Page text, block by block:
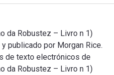
da Robustez – Livro n 1)
publicado por Morgan Rice.
de texto electrónicos de
da Robustez – Livro n 1)